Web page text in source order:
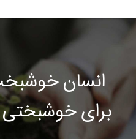
انسان
برای